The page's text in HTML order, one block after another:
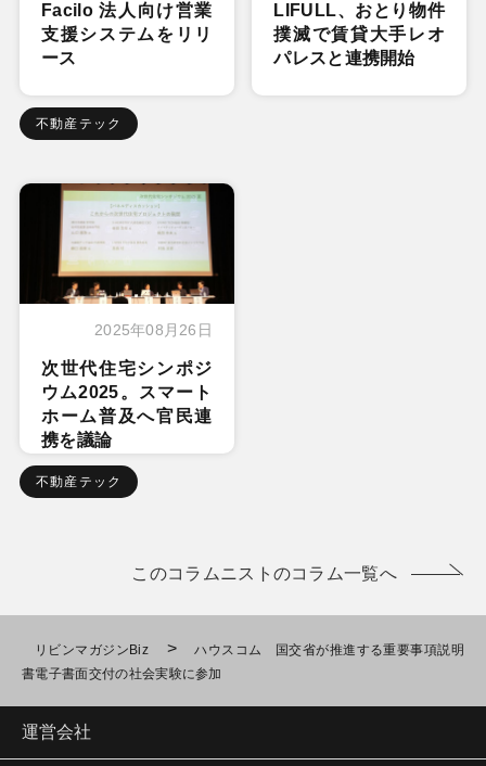
Facilo 法人向け営業
支援システムをリリ
ース
不動産テック
LIFULL、おとり物件
撲滅で賃貸大手レオ
パレスと連携開始
2025年08月26日
次世代住宅シンポジ
ウム2025。スマート
ホーム普及へ官民連
携を議論
不動産テック
このコラムニストのコラム一覧へ
リビンマガジンBiz >
ハウスコム 国交省が推進する重要事項説明
書電子書面交付の社会実験に参加
運営会社